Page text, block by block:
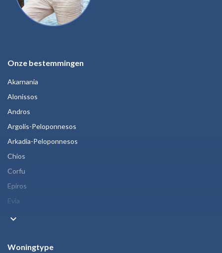
Onze bestemmingen
Akarnania
Alonissos
Andros
Argolis-Peloponnesos
Arkadia-Peloponnesos
Chios
Corfu
Epiros
Evia
keyboard_arrow_down
Woningtype